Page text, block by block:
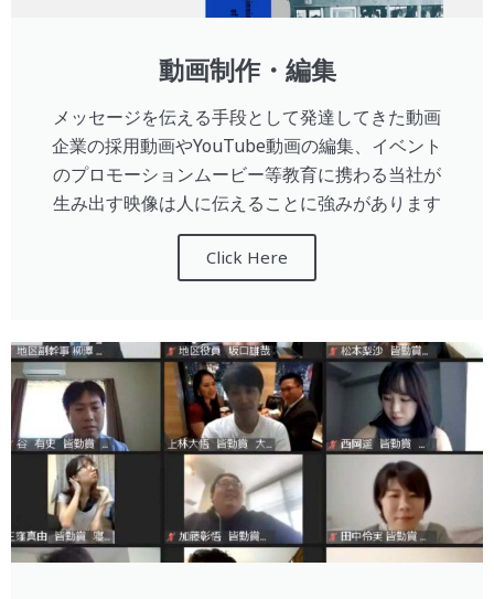
動画制作・編集
メッセージを伝える手段として発達してきた動画
企業の採用動画やYouTube動画の編集、イベント
のプロモーションムービー等教育に携わる当社が
生み出す映像は人に伝えることに強みがあります
Click Here